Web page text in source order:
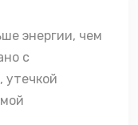
энергии, чем
с
утечкой